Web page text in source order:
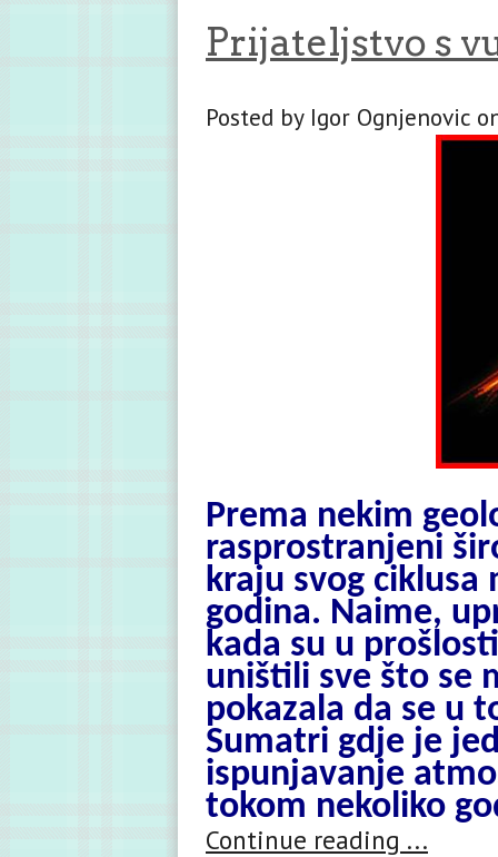
Prijateljstvo s
Posted by Igor Ognjenovic
Prema nekim
rasprostranjeni
kraju svog
godina. Naime,
kada su u
uništili sve što se
pokazala da se u
Sumatri gdje je
ispunjavanje
tokom nekoliko
Continue reading ...